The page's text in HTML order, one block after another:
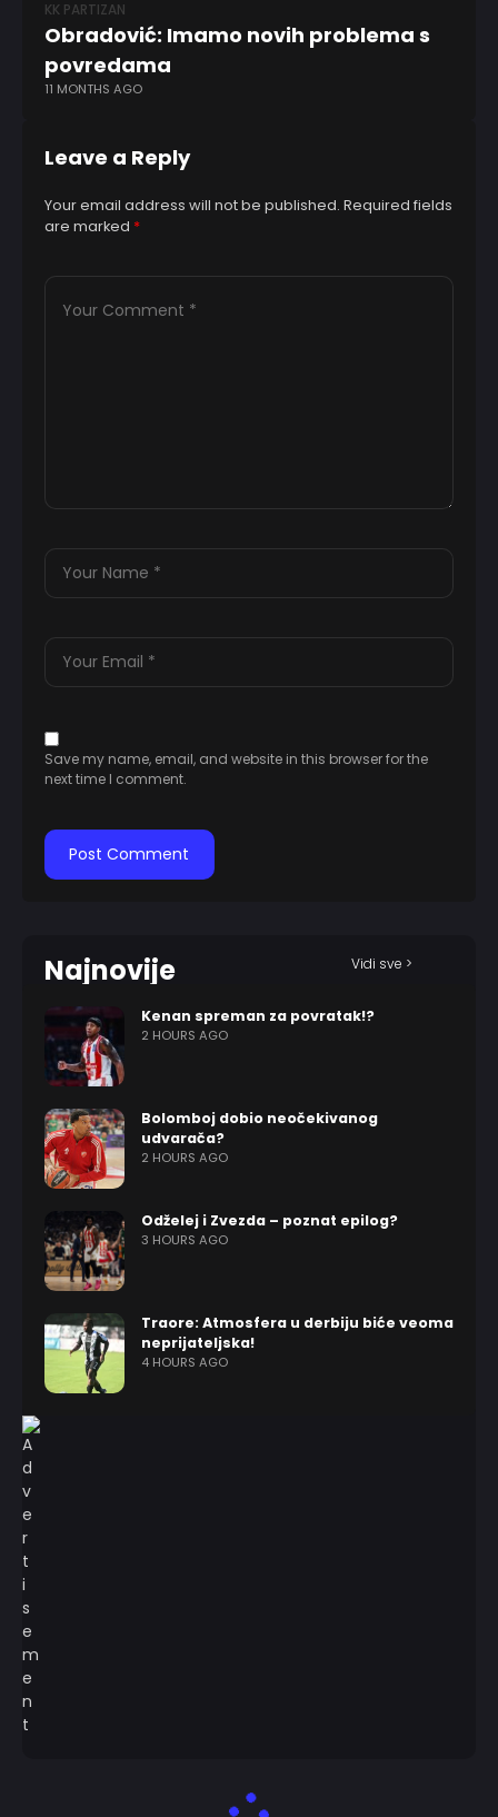
KK PARTIZAN
Obradović: Imamo novih problema s
povredama
11 MONTHS AGO
Leave a Reply
Your email address will not be published. Required fields
are marked *
Save my name, email, and website in this browser for the
next time I comment.
Najnovije Vidi sve >
Kenan spreman za povratak!?
2 HOURS AGO
Bolomboj dobio neočekivanog
udvarača?
2 HOURS AGO
Odželej i Zvezda – poznat epilog?
3 HOURS AGO
Traore: Atmosfera u derbiju biće veoma
neprijateljska!
4 HOURS AGO